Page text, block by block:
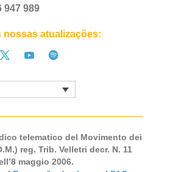
947 989
nossas atualizações:
telematico del Movimento dei
reg. Trib. Velletri decr. N. 11
maggio 2006.